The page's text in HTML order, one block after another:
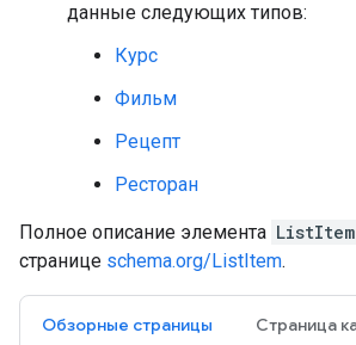
данные следующих типов:
Курс
Фильм
Рецепт
Ресторан
Полное описание элемента ListItem
странице schema.org/ListItem.
Обзорные страницы